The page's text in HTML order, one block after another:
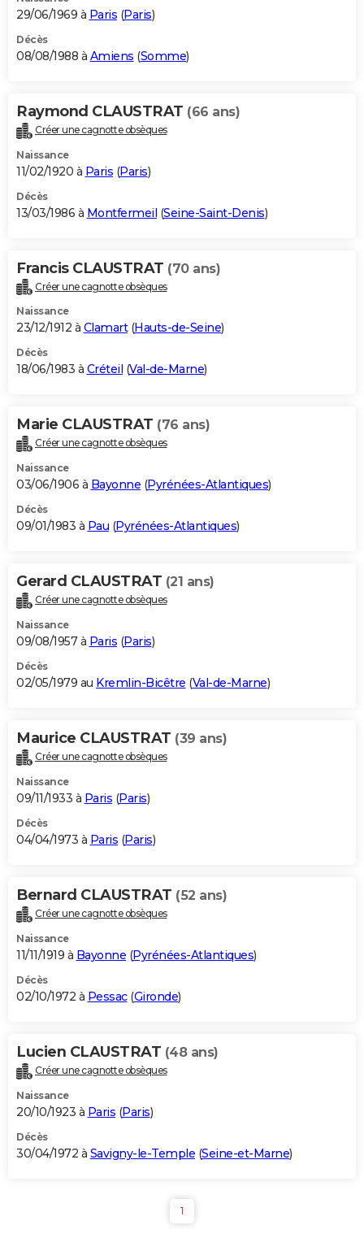
29/06/1969 à Paris (Paris)
Décès
08/08/1988 à Amiens (Somme)
Raymond CLAUSTRAT (66 ans)
Créer une cagnotte obsèques
Naissance
11/02/1920 à Paris (Paris)
Décès
13/03/1986 à Montfermeil (Seine-Saint-Denis)
Francis CLAUSTRAT (70 ans)
Créer une cagnotte obsèques
Naissance
23/12/1912 à Clamart(Hauts-de-Seine)
Décès
18/06/1983 à Créteil (Val-de-Marne)
Marie CLAUSTRAT (76 ans)
Créer une cagnotte obsèques
Naissance
03/06/1906 à Bayonne (Pyrénées-Atlantiques)
Décès
09/01/1983 à Pau (Pyrénées-Atlantiques)
Gerard CLAUSTRAT (21 ans)
Créer une cagnotte obsèques
Naissance
09/08/1957 à Paris (Paris)
Décès
02/05/1979 au Kremlin-Bicêtre (Val-de-Marne)
Maurice CLAUSTRAT (39 ans)
Créer une cagnotte obsèques
Naissance
09/11/1933 à Paris (Paris)
Décès
04/04/1973 à Paris (Paris)
Bernard CLAUSTRAT (52 ans)
Créer une cagnotte obsèques
Naissance
11/11/1919 à Bayonne (Pyrénées-Atlantiques)
Décès
02/10/1972 à Pessac(Gironde)
Lucien CLAUSTRAT (48 ans)
Créer une cagnotte obsèques
Naissance
20/10/1923 à Paris (Paris)
Décès
30/04/1972 à Savigny-le-Temple (Seine-et-Marne)
1